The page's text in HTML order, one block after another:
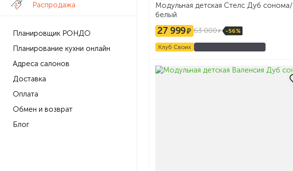
Распродажа
Планировщик РОНДО
Планирование кухни онлайн
Адреса салонов
Доставка
Оплата
Обмен и возврат
Блог
Модульная детская Стелс Дуб сонома/
белый
27 999 63 000 -56%
Клуб Своих